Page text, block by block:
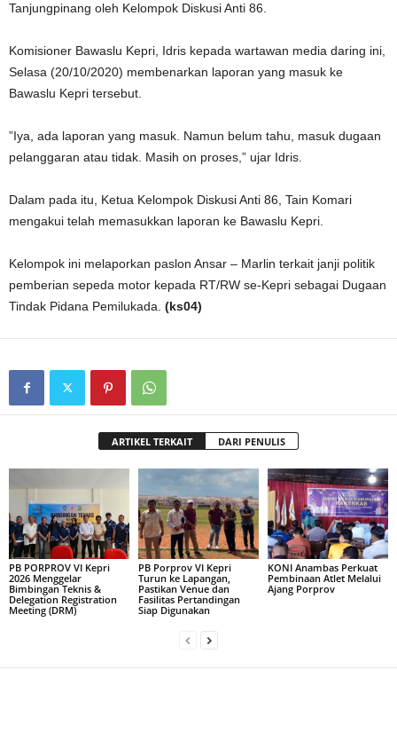
Tanjungpinang oleh Kelompok Diskusi Anti 86.
Komisioner Bawaslu Kepri, Idris kepada wartawan media daring ini,
Selasa (20/10/2020) membenarkan laporan yang masuk ke
Bawaslu Kepri tersebut.
”Iya, ada laporan yang masuk. Namun belum tahu, masuk dugaan
pelanggaran atau tidak. Masih on proses,” ujar Idris.
Dalam pada itu, Ketua Kelompok Diskusi Anti 86, Tain Komari
mengakui telah memasukkan laporan ke Bawaslu Kepri.
Kelompok ini melaporkan paslon Ansar – Marlin terkait janji politik
pemberian sepeda motor kepada RT/RW se-Kepri sebagai Dugaan
Tindak Pidana Pemilukada. (ks04)
ARTIKEL TERKAIT DARI PENULIS
PB PORPROV VI Kepri
2026 Menggelar
Bimbingan Teknis &
Delegation Registration
Meeting (DRM)
PB Porprov VI Kepri
Turun ke Lapangan,
Pastikan Venue dan
Fasilitas Pertandingan
Siap Digunakan
KONI Anambas Perkuat
Pembinaan Atlet Melalui
Ajang Porprov